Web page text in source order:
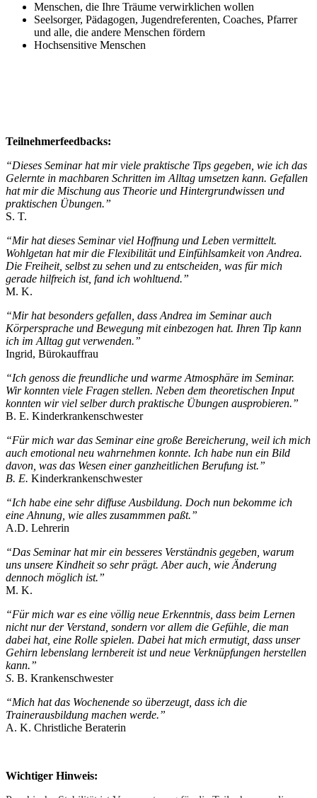
Menschen, die Ihre Träume verwirklichen wollen
Seelsorger, Pädagogen, Jugendreferenten, Coaches, Pfarrer
und alle, die andere Menschen fördern
Hochsensitive Menschen
Teilnehmerfeedbacks:
“Dieses Seminar hat mir viele praktische Tips gegeben, wie ich das
Gelernte in machbaren Schritten im Alltag umsetzen kann. Gefallen
hat mir die Mischung aus Theorie und Hintergrundwissen und
praktischen Übungen.”
S. T.
“Mir hat dieses Seminar viel Hoffnung und Leben vermittelt.
Wohlgetan hat mir die Flexibilität und Einfühlsamkeit von Andrea.
Die Freiheit, selbst zu sehen und zu entscheiden, was für mich
gerade hilfreich ist, fand ich wohltuend.”
M. K.
“Mir hat besonders gefallen, dass Andrea im Seminar auch
Körpersprache und Bewegung mit einbezogen hat. Ihren Tip kann
ich im Alltag gut verwenden.”
Ingrid, Bürokauffrau
“Ich genoss die freundliche und warme Atmosphäre im Seminar.
Wir konnten viele Fragen stellen. Neben dem theoretischen Input
konnten wir viel selber durch praktische Übungen ausprobieren.”
B. E. Kinderkrankenschwester
“Für mich war das Seminar eine große Bereicherung, weil ich mich
auch emotional neu wahrnehmen konnte. Ich habe nun ein Bild
davon, was das Wesen einer ganzheitlichen Berufung ist.”
B. E. Kinderkrankenschwester
“Ich habe eine sehr diffuse Ausbildung. Doch nun bekomme ich
eine Ahnung, wie alles zusammmen paßt.”
A.D. Lehrerin
“Das Seminar hat mir ein besseres Verständnis gegeben, warum
uns unsere Kindheit so sehr prägt. Aber auch, wie Änderung
dennoch möglich ist.”
M. K.
“Für mich war es eine völlig neue Erkenntnis, dass beim Lernen
nicht nur der Verstand, sondern vor allem die Gefühle, die man
dabei hat, eine Rolle spielen. Dabei hat mich ermutigt, dass unser
Gehirn lebenslang lernbereit ist und neue Verknüpfungen herstellen
kann.”
S. B. Krankenschwester
“Mich hat das Wochenende so überzeugt, dass ich die
Trainerausbildung machen werde.”
A. K. Christliche Beraterin
Wichtiger Hinweis: